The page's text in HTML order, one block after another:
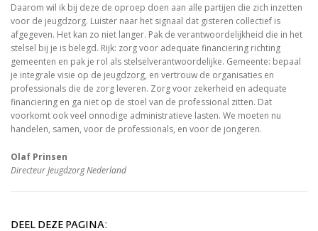
Daarom wil ik bij deze de oproep doen aan alle partijen die zich inzetten
voor de jeugdzorg. Luister naar het signaal dat gisteren collectief is
afgegeven. Het kan zo niet langer. Pak de verantwoordelijkheid die in het
stelsel bij je is belegd. Rijk: zorg voor adequate financiering richting
gemeenten en pak je rol als stelselverantwoordelijke. Gemeente: bepaal
je integrale visie op de jeugdzorg, en vertrouw de organisaties en
professionals die de zorg leveren. Zorg voor zekerheid en adequate
financiering en ga niet op de stoel van de professional zitten. Dat
voorkomt ook veel onnodige administratieve lasten. We moeten nu
handelen, samen, voor de professionals, en voor de jongeren.
Olaf Prinsen
Directeur Jeugdzorg Nederland
DEEL DEZE PAGINA: